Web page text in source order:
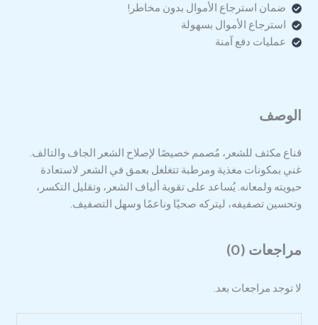
ضمان استرجاع الأموال بدون مخاطر!
استرجاع الأموال بسهولة
عمليات دفع آمنة
الوصف
قناع مكثف للشعر، مُصمم خصيصًا لإصلاح الشعر الجاف والتالف.
غني بمكونات مغذية ومرطبة تتغلغل بعمق في الشعر لاستعادة
حيويته ولمعانه. يُساعد على تقوية ألياف الشعر، وتقليل التكسر،
وتحسين تصفيفه، ليتركه صحيًا وناعمًا وسهل التصفيف.
مراجعات (0)
لا توجد مراجعات بعد.